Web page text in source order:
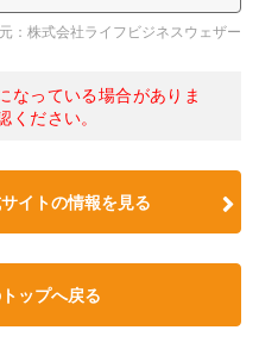
：株式会社ライフビジネスウェザー
なっている場合がありま
ださい。
イトの情報を見る
ップへ戻る